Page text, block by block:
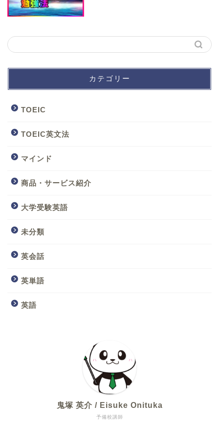
カテゴリー
TOEIC
TOEIC英文法
マインド
商品・サービス紹介
大学受験英語
未分類
英会話
英単語
英語
予備校講師
鬼塚 英介 / Eisuke Onituka